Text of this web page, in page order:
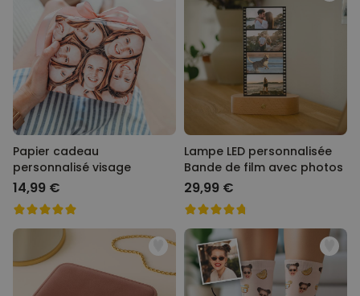
Papier cadeau
personnalisé visage
14,99 €
Lampe LED personnalisée
Bande de film avec photos
29,99 €